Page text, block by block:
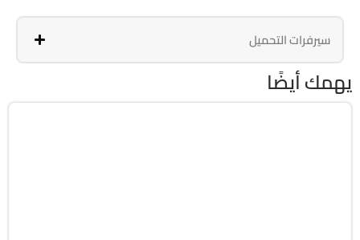
سيرفرات التحميل
يهمك أيضًا